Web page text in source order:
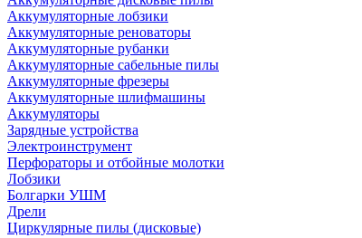
Аккумуляторные лобзики
Аккумуляторные реноваторы
Аккумуляторные рубанки
Аккумуляторные сабельные пилы
Аккумуляторные фрезеры
Аккумуляторные шлифмашины
Аккумуляторы
Зарядные устройства
Электроинструмент
Перфораторы и отбойные молотки
Лобзики
Болгарки УШМ
Дрели
Циркулярные пилы (дисковые)